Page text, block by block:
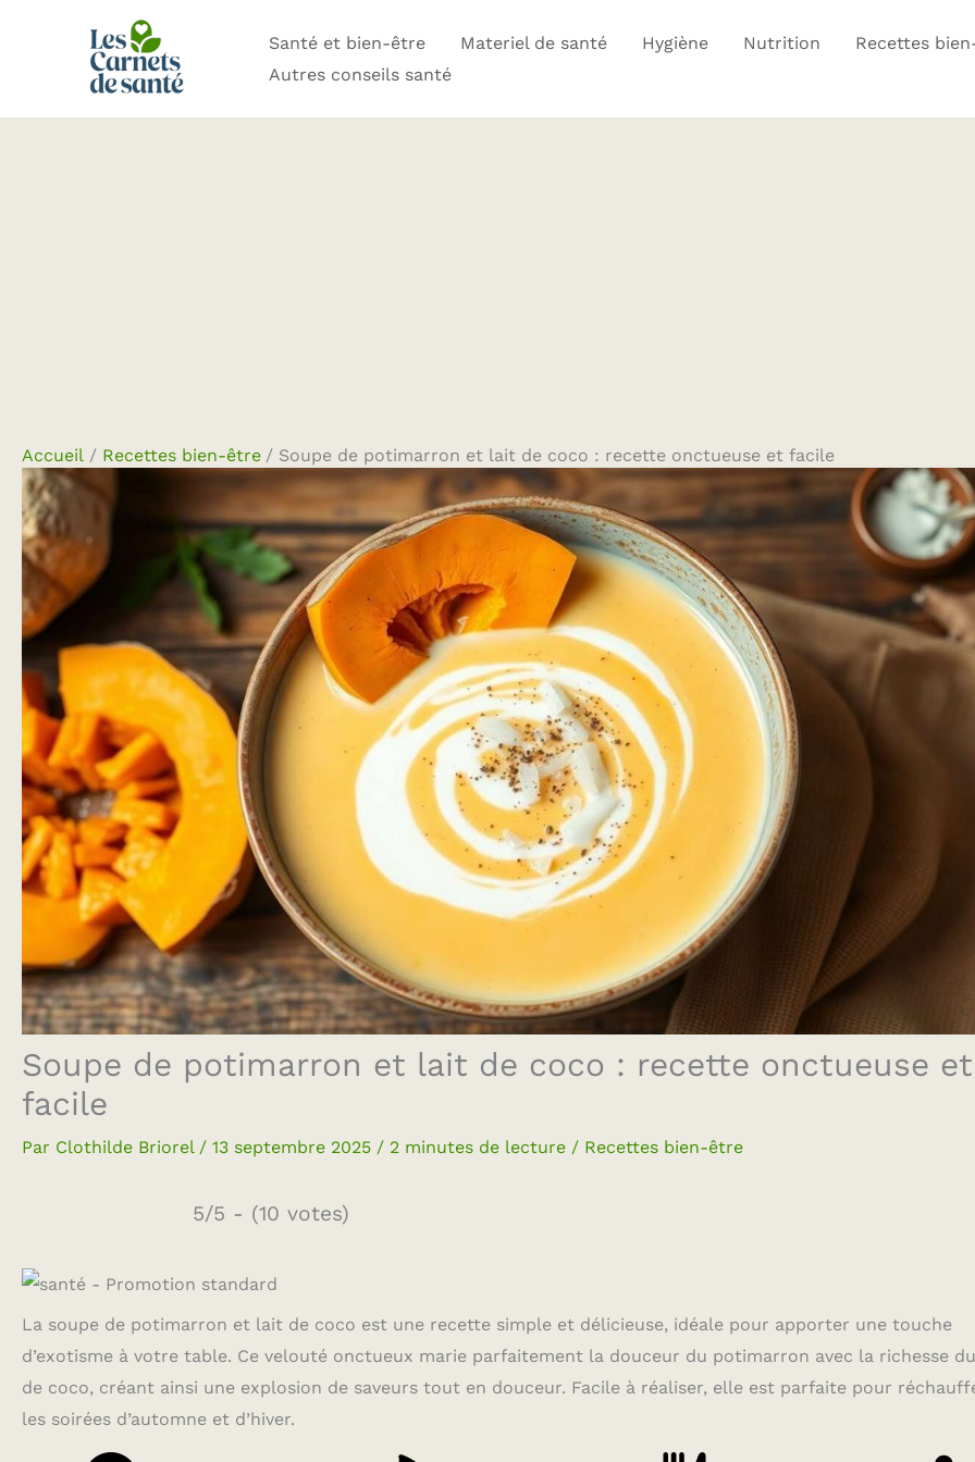
Santé et bien-être Materiel de santé Hygiène Nutrition
Recettes
Autres conseils santé
Accueil Recettes bien-être Soupe de potimarron et lait de coco : recette onctueuse et facile
Soupe de potimarron et lait de coco : recette onctueuse et
facile
Par Clothilde Briorel / 13 septembre 2025 / 2 minutes de lecture / Recettes bien-être
5/5 - (10 votes)
La soupe de potimarron et lait de coco est une recette simple et délicieuse, idéale pour apporter une touche
d’exotisme à votre table. Ce velouté onctueux marie parfaitement la douceur du potimarron avec la richesse
de coco, créant ainsi une explosion de saveurs tout en douceur. Facile à réaliser, elle est parfaite pour
les soirées d’automne et d’hiver.